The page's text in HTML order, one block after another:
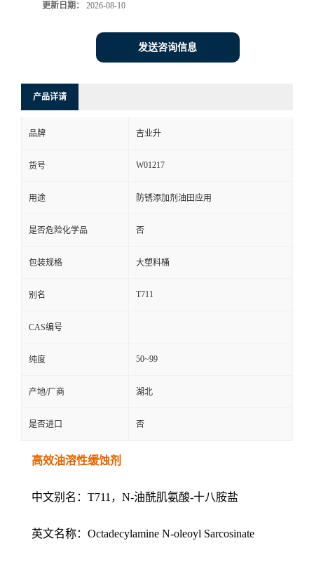
更新日期： 2026-08-10
发送咨询信息
产品详请
品牌 吉业升
货号 W01217
用途 防锈添加剂油田应用
是否危险化学品 否
包装规格 大塑料桶
别名 T711
CAS编号
纯度 50~99
产地/厂商 湖北
是否进口 否
高效油溶性缓蚀剂
中文别名：T711，N-油酰肌氨酸-十八胺盐
英文名称：Octadecylamine N-oleoyl Sarcosinate